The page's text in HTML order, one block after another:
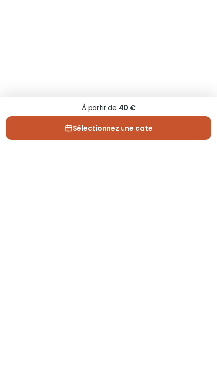
À partir de 40 €
Sélectionnez une date